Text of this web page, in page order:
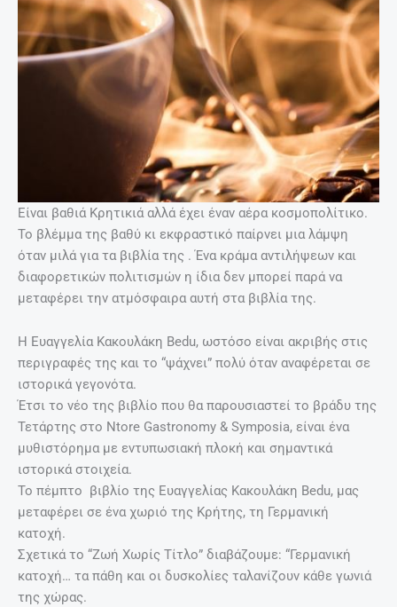
Είναι βαθιά Κρητικιά αλλά έχει έναν αέρα κοσμοπολίτικο.
Το βλέμμα της βαθύ κι εκφραστικό παίρνει μια λάμψη
όταν μιλά για τα βιβλία της . Ένα κράμα αντιλήψεων και
διαφορετικών πολιτισμών η ίδια δεν μπορεί παρά να
μεταφέρει την ατμόσφαιρα αυτή στα βιβλία της.
Η Ευαγγελία Κακουλάκη Bedu, ωστόσο είναι ακριβής στις
περιγραφές της και το “ψάχνει” πολύ όταν αναφέρεται σε
ιστορικά γεγονότα.
Έτσι το νέο της βιβλίο που θα παρουσιαστεί το βράδυ της
Τετάρτης στο Ntore Gastronomy & Symposia, είναι ένα
μυθιστόρημα με εντυπωσιακή πλοκή και σημαντικά
ιστορικά στοιχεία.
Το πέμπτο βιβλίο της Ευαγγελίας Κακουλάκη Bedu, μας
μεταφέρει σε ένα χωριό της Κρήτης, τη Γερμανική
κατοχή.
Σχετικά το “Ζωή Χωρίς Τίτλο” διαβάζουμε: “Γερμανική
κατοχή… τα πάθη και οι δυσκολίες ταλανίζουν κάθε γωνιά
της χώρας.